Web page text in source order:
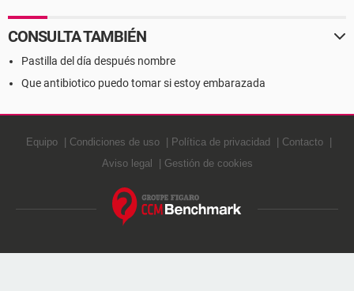
CONSULTA TAMBIÉN
Pastilla del día después nombre
Que antibiotico puedo tomar si estoy embarazada
Equipo Condiciones de uso Política de privacidad
Contacto
Aviso legal
Gestión de cookies